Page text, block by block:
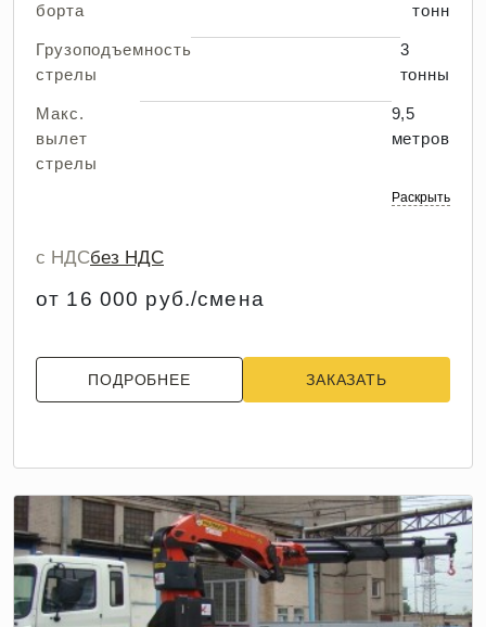
борта
тонн
Грузоподъемность
стрелы
3
тонны
Макс.
вылет
стрелы
9,5
метров
Раскрыть
с НДСбез НДС
от 16 000 руб./смена
ПОДРОБНЕЕ ЗАКАЗАТЬ